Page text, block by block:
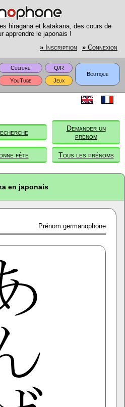
hiragana et katakana, des cours de
apprendre le japonais !
» Inscription » Connexion
Culture
Q/R
Boutique
YouTube Jeux
Demander un
prénom
fête Tous les prénoms
en japonais
Prénom germanophone